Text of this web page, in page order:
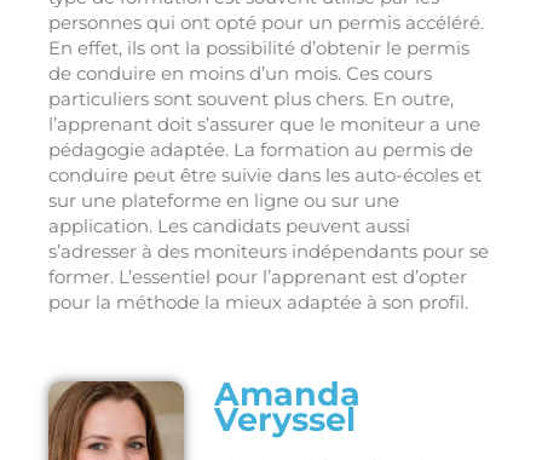
personnes qui ont opté pour un permis accéléré.
En effet, ils ont la possibilité d’obtenir le permis
de conduire en moins d’un mois. Ces cours
particuliers sont souvent plus chers. En outre,
l’apprenant doit s’assurer que le moniteur a une
pédagogie adaptée. La formation au permis de
conduire peut être suivie dans les auto-écoles et
sur une plateforme en ligne ou sur une
application. Les candidats peuvent aussi
s’adresser à des moniteurs indépendants pour se
former. L’essentiel pour l’apprenant est d’opter
pour la méthode la mieux adaptée à son profil.
Amanda
Veryssel